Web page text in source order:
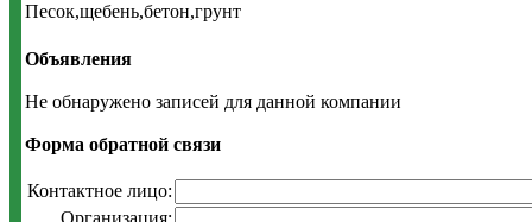
Песок,щебень,бетон,грунт
Объявления
Не обнаружено записей для данной компании
Форма обратной связи
Контактное лицо:
Организация: